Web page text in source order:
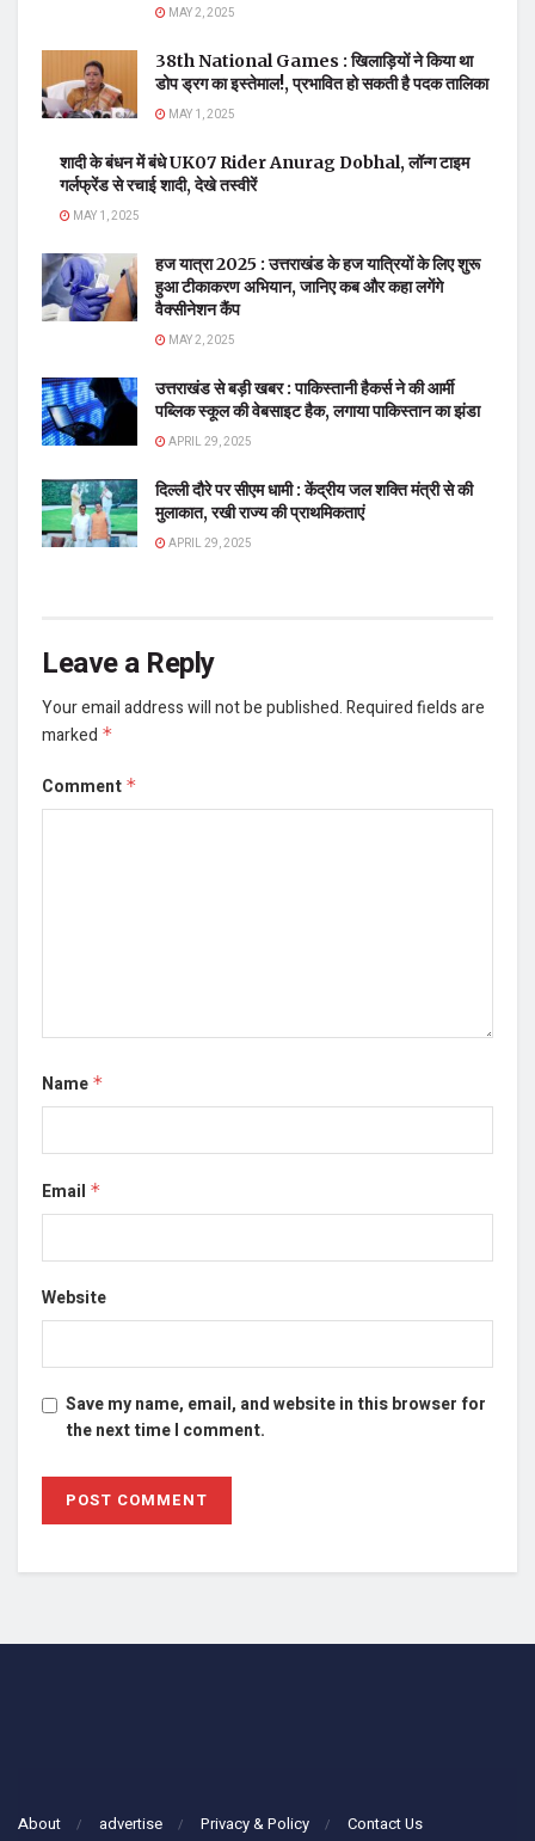
MAY 2, 2025
38th National Games : खिलाड़ियों ने किया था
डोप ड्रग का इस्तेमाल!, प्रभावित हो सकती है पदक तालिका
MAY 1, 2025
शादी के बंधन में बंधे UK07 Rider Anurag Dobhal, लॉन्ग टाइम
गर्लफ्रेंड से रचाई शादी, देखे तस्वीरें
MAY 1, 2025
हज यात्रा 2025 : उत्तराखंड के हज यात्रियों के लिए शुरू
हुआ टीकाकरण अभियान, जानिए कब और कहा लगेंगे
वैक्सीनेशन कैंप
MAY 2, 2025
उत्तराखंड से बड़ी खबर : पाकिस्तानी हैकर्स ने की आर्मी
पब्लिक स्कूल की वेबसाइट हैक, लगाया पाकिस्तान का झंडा
APRIL 29, 2025
दिल्ली दौरे पर सीएम धामी : केंद्रीय जल शक्ति मंत्री से की
मुलाकात, रखी राज्य की प्राथमिकताएं
APRIL 29, 2025
Leave a Reply
Your email address will not be published.Required fields are
marked *
Comment *
Name *
Email *
Website
Save my name, email, and website in this browser for
the next time I comment.
About advertise Privacy & Policy Contact Us